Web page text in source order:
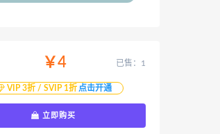
￥4
VIP 3折 / SVIP 1折 点击开通
已售：1
立即购买